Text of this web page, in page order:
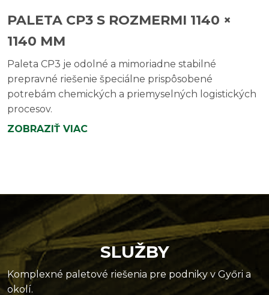
PALETA CP3 S ROZMERMI 1140 ×
1140 MM
Paleta CP3 je odolné a mimoriadne stabilné
prepravné riešenie špeciálne prispôsobené
potrebám chemických a priemyselných logistických
procesov.
ZOBRAZIŤ VIAC
SLUŽBY
Komplexné paletové riešenia pre podniky v Győri a
okolí.